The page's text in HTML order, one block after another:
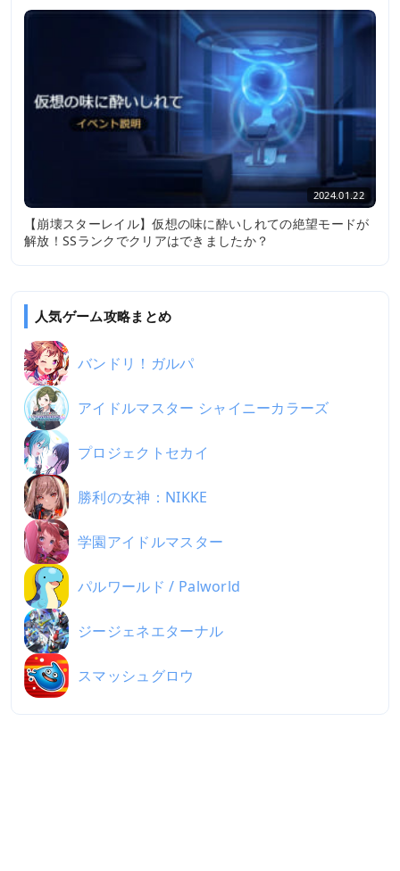
2024.01.22
【崩壊スターレイル】仮想の味に酔いしれての絶望モードが
解放！SSランクでクリアはできましたか？
人気ゲーム攻略まとめ
バンドリ！ガルパ
アイドルマスター シャイニーカラーズ
プロジェクトセカイ
勝利の女神：NIKKE
学園アイドルマスター
パルワールド / Palworld
ジージェネエターナル
スマッシュグロウ